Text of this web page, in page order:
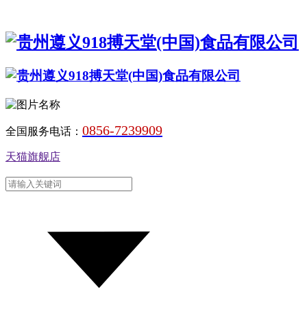
全国服务电话： 0856-7239909
天猫旗舰店